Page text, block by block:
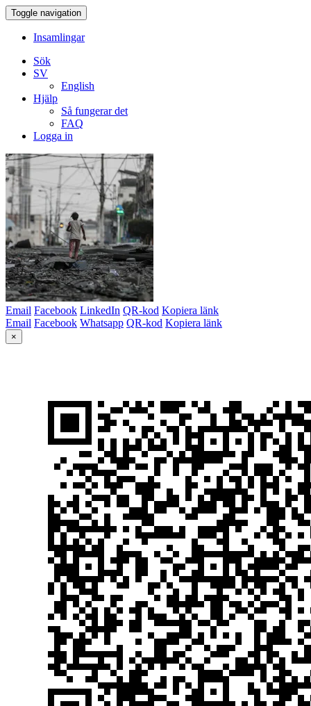
Toggle navigation
Insamlingar
Sök
SV
English
Hjälp
Så fungerar det
FAQ
Logga in
Email Facebook LinkedIn QR-kod Kopiera länk
Email Facebook Whatsapp QR-kod Kopiera länk
×